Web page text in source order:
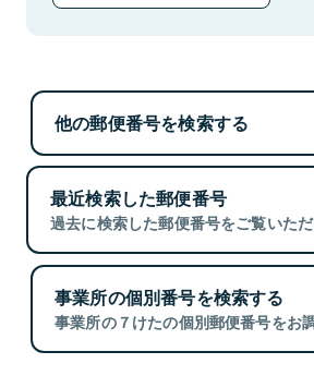
他の郵便番号を検索する
最近検索した郵便番号
過去に検索した郵便番号をご覧いただ
事業所の個別番号を検索する
事業所の７けたの個別郵便番号をお